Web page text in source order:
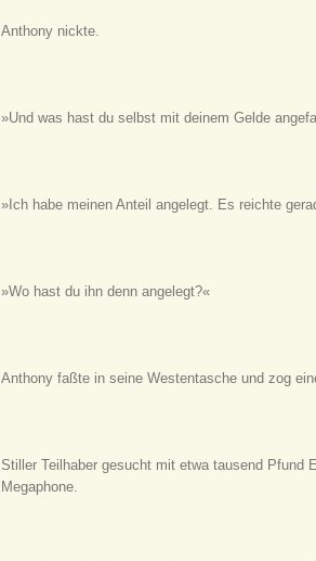
Anthony nickte.
»Und was hast du selbst mit deinem Gelde
»Ich habe meinen Anteil angelegt. Es reichte
»Wo hast du ihn denn angelegt?«
Anthony faßte in seine Westentasche und zog
Stiller Teilhaber gesucht mit etwa tausend Pfund
Megaphone.